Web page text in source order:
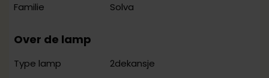
Familie
Solva
Over de lamp
Type lamp
2dekansje